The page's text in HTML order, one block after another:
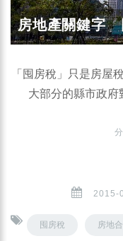
房地產關鍵字
「囤房稅」只是房屋
大部分的縣市政府
分
2015-
囤房稅 房地